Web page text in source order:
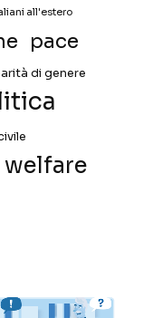
all'estero
pace
di genere
welfare